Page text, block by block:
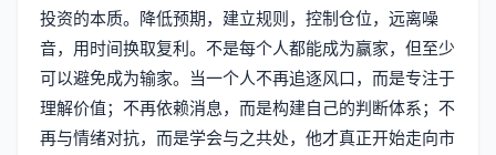
投资的本质。降低预期，建立规则，控制仓位，远离噪
音，用时间换取复利。不是每个人都能成为赢家，但至少
可以避免成为输家。当一个人不再追逐风口，而是专注于
理解价值；不再依赖消息，而是构建自己的判断体系；不
再与情绪对抗，而是学会与之共处，他才真正开始走向市